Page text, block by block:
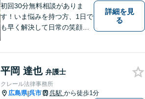
初回30分無料相談がありま
す！いま悩みを持つ方、1日で
も早く解決して日常の笑顔を
個人様・法人様の問題に幅広
く対応しています。
詳細を見
る
平岡 達也 弁護士
クレール法律事務所
広島県|呉市 呉駅 から徒歩1分